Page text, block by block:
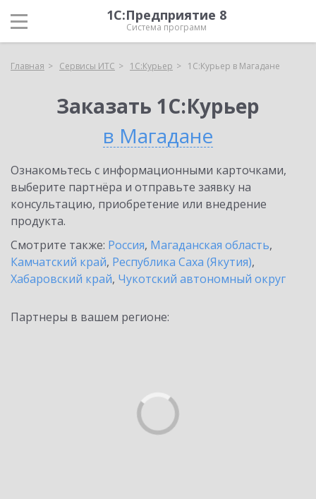
1С:Предприятие 8
Система программ
Главная Сервисы ИТС 1С:Курьер 1С:Курьер в Магадане
Заказать 1С:Курьер
в Магадане
Ознакомьтесь с информационными карточками,
выберите партнёра и отправьте заявку на
консультацию, приобретение или внедрение
продукта.
Смотрите также: Россия, Магаданская область,
Камчатский край, Республика Саха (Якутия),
Хабаровский край, Чукотский автономный округ
Партнеры в вашем регионе: